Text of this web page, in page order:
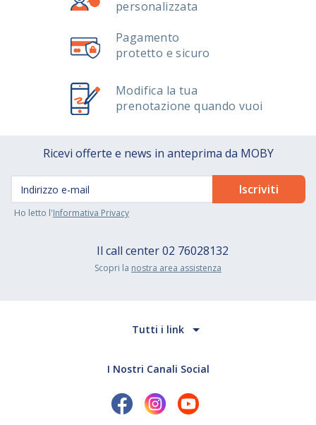
personalizzata
Pagamento
protetto e sicuro
Modifica la tua
prenotazione quando vuoi
Ricevi offerte e news in anteprima da MOBY
Ho letto l'Informativa Privacy
Il call center02 76028132
Scopri la nostra area assistenza
Tutti i link
I Nostri Canali Social